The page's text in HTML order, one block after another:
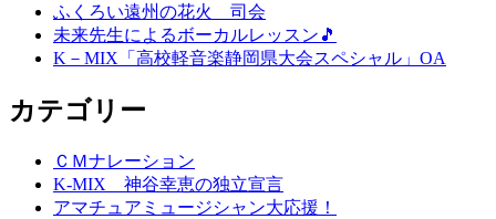
ふくろい遠州の花火 司会
未来先生によるボーカルレッスン🎵
K－MIX「高校軽音楽静岡県大会スペシャル」OA
カテゴリー
ＣＭナレーション
K-MIX 神谷幸恵の独立宣言
アマチュアミュージシャン大応援！